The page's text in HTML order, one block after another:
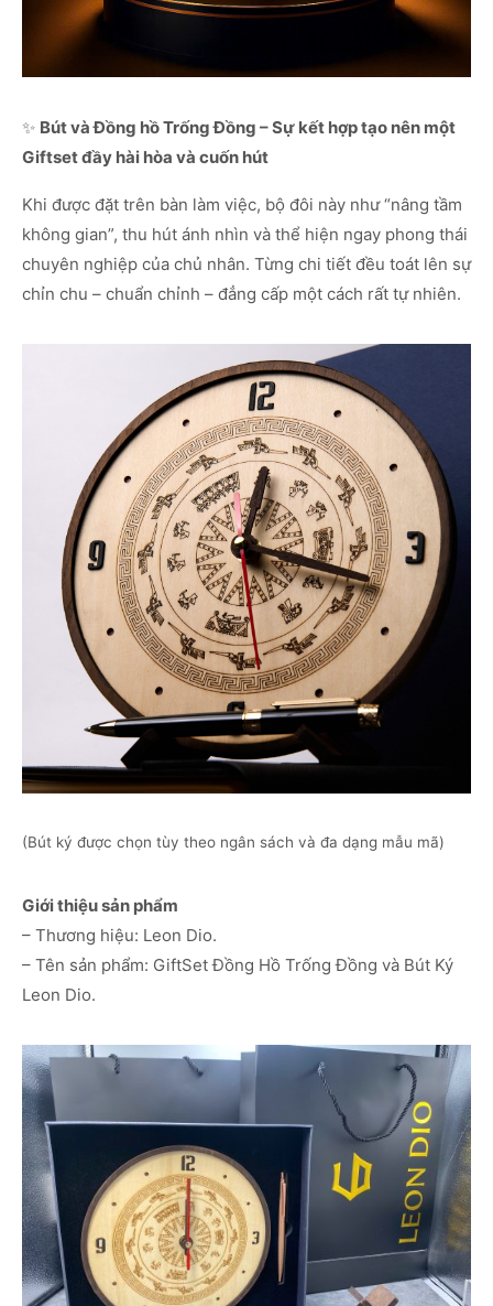
✨ Bút và Đồng hồ Trống Đồng – Sự kết hợp tạo nên một
Giftset đầy hài hòa và cuốn hút
Khi được đặt trên bàn làm việc, bộ đôi này như “nâng tầm
không gian”, thu hút ánh nhìn và thể hiện ngay phong thái
chuyên nghiệp của chủ nhân. Từng chi tiết đều toát lên sự
chỉn chu – chuẩn chỉnh – đẳng cấp một cách rất tự nhiên.
(Bút ký được chọn tùy theo ngân sách và đa dạng mẫu mã)
Giới thiệu sản phẩm
– Thương hiệu: Leon Dio.
– Tên sản phẩm: GiftSet Đồng Hồ Trống Đồng và Bút Ký
Leon Dio.